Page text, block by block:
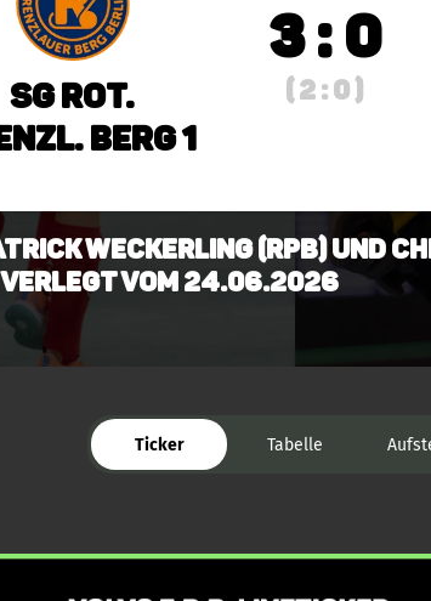
SG Rot.
Berg 1
3 : 0
( 2 : 0 )
Weckerling (RPB) und
verlegt vom 24.06.2026
Ticker Tabelle